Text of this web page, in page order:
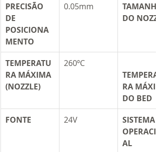
PRECISÃO
DE
POSICIONA
​0.05mm
DO
TEMPERATU
RA MÁXIMA
(NOZZLE)
260ºC
RA
DO BED
FONTE
​24V
SISTEMA
AL